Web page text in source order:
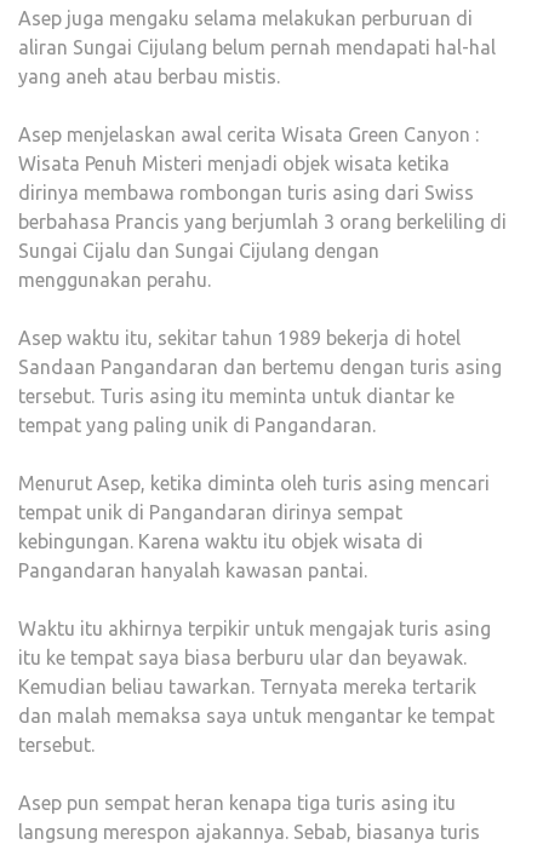
Asep juga mengaku selama melakukan perburuan di
aliran Sungai Cijulang belum pernah mendapati hal-hal
yang aneh atau berbau mistis.
Asep menjelaskan awal cerita Wisata Green Canyon :
Wisata Penuh Misteri menjadi objek wisata ketika
dirinya membawa rombongan turis asing dari Swiss
berbahasa Prancis yang berjumlah 3 orang berkeliling di
Sungai Cijalu dan Sungai Cijulang dengan
menggunakan perahu.
Asep waktu itu, sekitar tahun 1989 bekerja di hotel
Sandaan Pangandaran dan bertemu dengan turis asing
tersebut. Turis asing itu meminta untuk diantar ke
tempat yang paling unik di Pangandaran.
Menurut Asep, ketika diminta oleh turis asing mencari
tempat unik di Pangandaran dirinya sempat
kebingungan. Karena waktu itu objek wisata di
Pangandaran hanyalah kawasan pantai.
Waktu itu akhirnya terpikir untuk mengajak turis asing
itu ke tempat saya biasa berburu ular dan beyawak.
Kemudian beliau tawarkan. Ternyata mereka tertarik
dan malah memaksa saya untuk mengantar ke tempat
tersebut.
Asep pun sempat heran kenapa tiga turis asing itu
langsung merespon ajakannya. Sebab, biasanya turis